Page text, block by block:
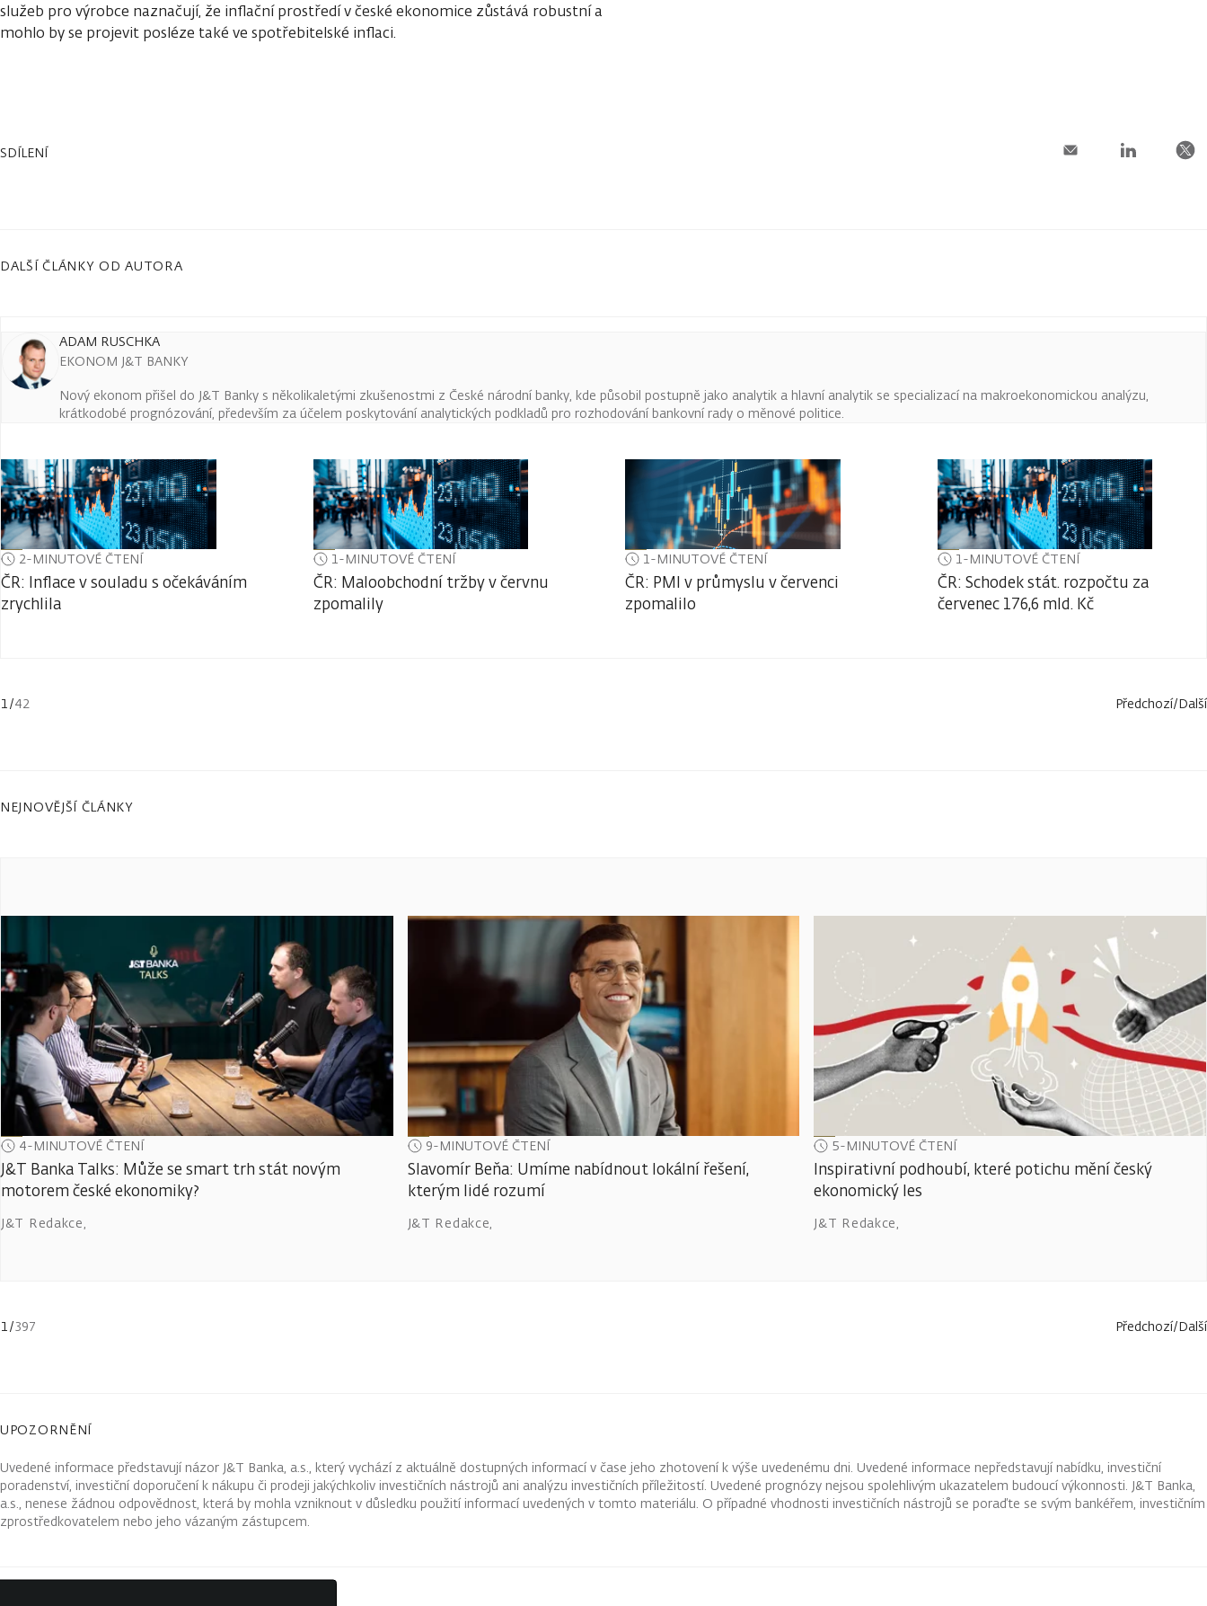
služeb pro výrobce naznačují, že inflační prostředí v české ekonomice zůstává robustní a
mohlo by se projevit posléze také ve spotřebitelské inflaci.
SDÍLENÍ
DALŠÍ ČLÁNKY OD AUTORA
ADAM RUSCHKA
EKONOM J&T BANKY
Nový ekonom přišel do J&T Banky s několikaletými zkušenostmi z České národní banky, kde působil postupně jako analytik a hlavní analytik se specializací na makroekonomickou analýzu,
krátkodobé prognózování, především za účelem poskytování analytických podkladů pro rozhodování bankovní rady o měnové politice.
2-MINUTOVÉ ČTENÍ
ČR: Inflace v souladu s očekáváním
zrychlila
1-MINUTOVÉ ČTENÍ
ČR: Maloobchodní tržby v červnu
zpomalily
1-MINUTOVÉ ČTENÍ
ČR: PMI v průmyslu v červenci
zpomalilo
1-MINUTOVÉ ČTENÍ
ČR: Schodek stát. rozpočtu za
červenec 176,6 mld. Kč
1 /42 Předchozí/Další
NEJNOVĚJŠÍ ČLÁNKY
4-MINUTOVÉ ČTENÍ
J&T Banka Talks: Může se smart trh stát novým
motorem české ekonomiky?
J&T Redakce,
9-MINUTOVÉ ČTENÍ
Slavomír Beňa: Umíme nabídnout lokální řešení,
kterým lidé rozumí
J&T Redakce,
5-MINUTOVÉ ČTENÍ
Inspirativní podhoubí, které potichu mění český
ekonomický les
J&T Redakce,
1/397 Předchozí/Další
UPOZORNĚNÍ
Uvedené informace představují názor J&T Banka, a.s., který vychází z aktuálně dostupných informací v čase jeho zhotovení k výše uvedenému dni. Uvedené informace nepředstavují nabídku, investiční
poradenství, investiční doporučení k nákupu či prodeji jakýchkoliv investičních nástrojů ani analýzu investičních příležitostí. Uvedené prognózy nejsou spolehlivým ukazatelem budoucí výkonnosti. J&T Banka,
a.s., nenese žádnou odpovědnost, která by mohla vzniknout v důsledku použití informací uvedených v tomto materiálu. O případné vhodnosti investičních nástrojů se poraďte se svým bankéřem, investičním
zprostředkovatelem nebo jeho vázaným zástupcem.